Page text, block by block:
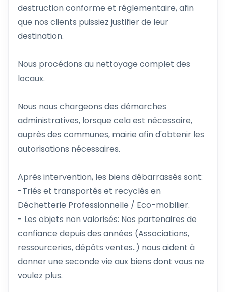
destruction conforme et réglementaire, afin
que nos clients puissiez justifier de leur
destination.
Nous procédons au nettoyage complet des
locaux.
Nous nous chargeons des démarches
administratives, lorsque cela est nécessaire,
auprès des communes, mairie afin d'obtenir les
autorisations nécessaires.
Après intervention, les biens débarrassés sont:
-Triés et transportés et recyclés en
Déchetterie Professionnelle / Eco-mobilier.
- Les objets non valorisés: Nos partenaires de
confiance depuis des années (Associations,
ressourceries, dépôts ventes..) nous aident à
donner une seconde vie aux biens dont vous ne
voulez plus.